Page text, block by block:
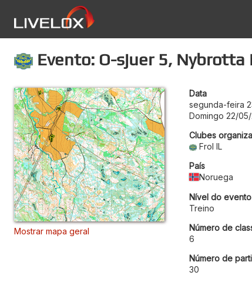
Evento: O-sjuer 5,
Mostrar mapa geral
Data
segunda-feira
Domingo 22/
Clubes
Frol IL
País
Noruega
Nível do evento
Treino
Número de
6
Número de
30